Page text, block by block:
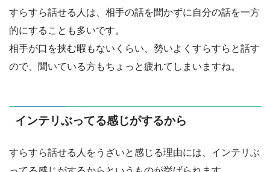
すらすら話せる人は、相手の話を聞かずに自分の話を一方
的にすることも多いです。
相手が口を挟む暇もないくらい、勢いよくすらすらと話す
ので、聞いている方もちょっと疲れてしまいますね。
インテリぶってる感じがするから
すらすら話せる人をうざいと感じる理由には、インテリぶ